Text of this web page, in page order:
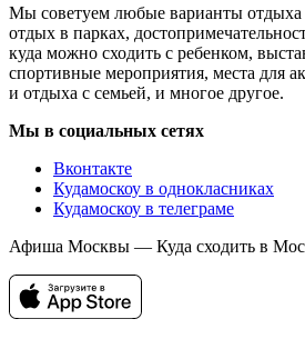
Мы советуем любые варианты
отдых в парках,
куда можно сходить с ребенком,
спортивные мероприятия, места для
и отдыха с семьей, и многое другое.
Мы в социальных сетях
Вконтакте
Кудамоскоу в однокласниках
Кудамоскоу в телеграме
Афиша Москвы — Куда сходить в